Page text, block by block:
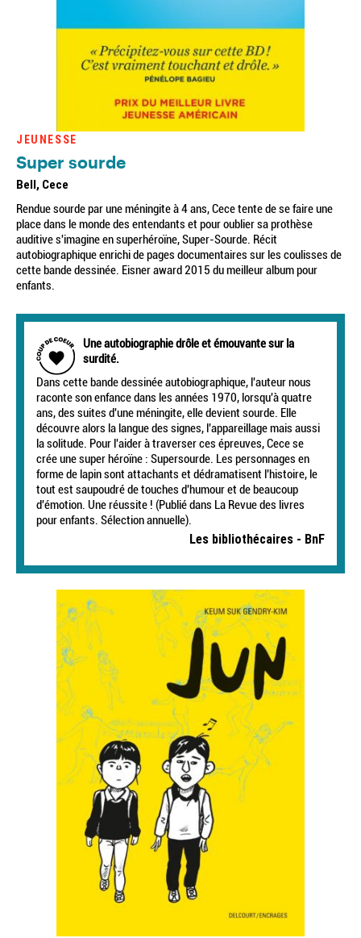
JEUNESSE
Super sourde
Bell, Cece
Rendue sourde par une méningite à 4 ans, Cece tente de se faire une
place dans le monde des entendants et pour oublier sa prothèse
auditive s'imagine en superhéroïne, Super-Sourde. Récit
autobiographique enrichi de pages documentaires sur les coulisses de
cette bande dessinée. Eisner award 2015 du meilleur album pour
enfants.
Une autobiographie drôle et émouvante sur la
surdité.
Dans cette bande dessinée autobiographique, l'auteur nous
raconte son enfance dans les années 1970, lorsqu'à quatre
ans, des suites d'une méningite, elle devient sourde. Elle
découvre alors la langue des signes, l'appareillage mais aussi
la solitude. Pour l'aider à traverser ces épreuves, Cece se
crée une super héroïne : Supersourde. Les personnages en
forme de lapin sont attachants et dédra­matisent l'histoire, le
tout est saupoudré de touches d'humour et de beaucoup
d'émotion. Une réussite ! (Publié dans La Revue des livres
pour enfants. Sélection annuelle).
Les bibliothécaires - BnF